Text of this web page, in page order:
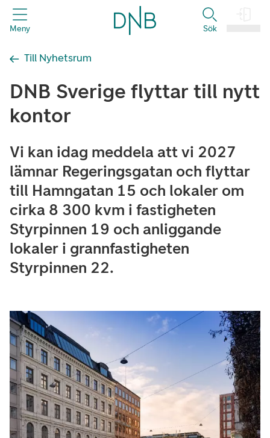
header.title
Meny Sök
Till Nyhetsrum
DNB Sverige flyttar till nytt
kontor
Vi kan idag meddela att vi 2027
lämnar Regeringsgatan och flyttar
till Hamngatan 15 och lokaler om
cirka 8 300 kvm i fastigheten
Styrpinnen 19 och anliggande
lokaler i grannfastigheten
Styrpinnen 22.